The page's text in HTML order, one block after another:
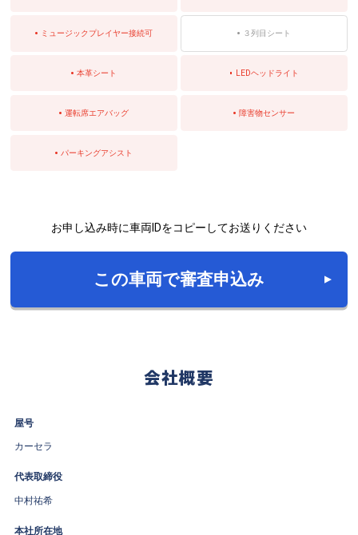
ミュージックプレイヤー接続可 ３列目シート
本革シート LEDヘッドライト
運転席エアバッグ 障害物センサー
パーキングアシスト
お申し込み時に車両IDをコピーしてお送りください
この車両で審査申込み
会社概要
屋号
カーセラ
代表取締役
中村祐希
本社所在地